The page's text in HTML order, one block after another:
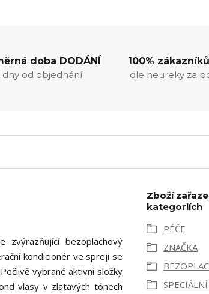
doba DODÁNÍ
dny od objednání
100%
dle heureky za
bezoplachový
kondicionér ve spreji se
vybrané aktivní složky
vlasy v zlatavých tónech
Zboží
kategoriích
PÉČE
ZNAČKA